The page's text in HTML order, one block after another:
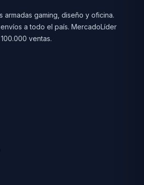
armadas gaming, diseño y oficina.
a todo el país. MercadoLíder
ventas.